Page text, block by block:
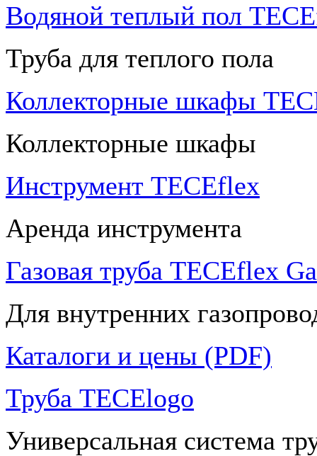
Водяной теплый пол
Труба для теплого пола
Коллекторные шкафы
Коллекторные шкафы
Инструмент TECEflex
Аренда инструмента
Газовая труба TECEflex
Для внутренних
Каталоги и цены (PDF)
Труба TECElogo
Универсальная система